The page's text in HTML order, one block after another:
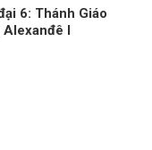
6: Thánh Giáo
I